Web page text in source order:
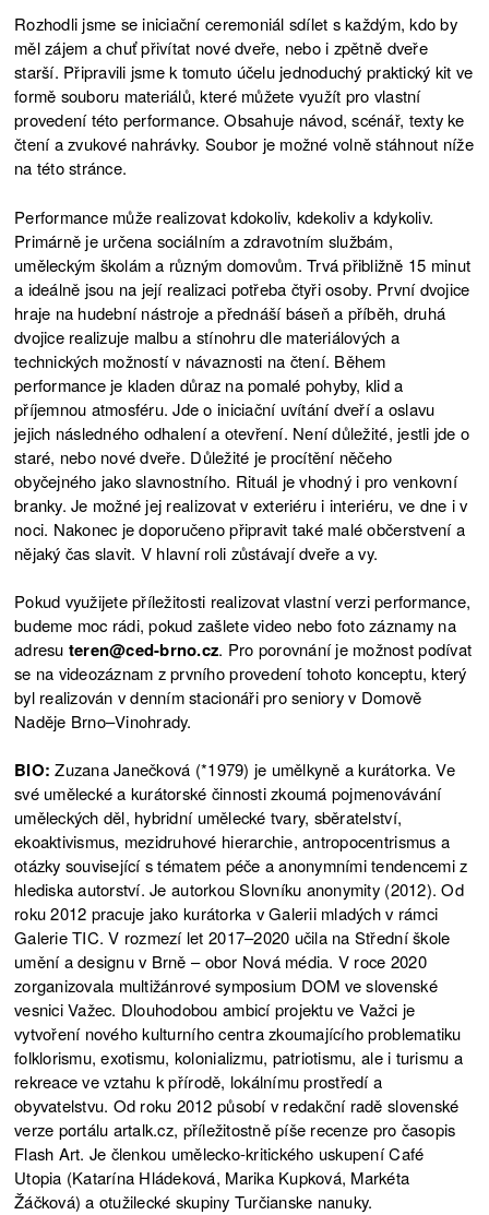
Rozhodli jsme se iniciační ceremoniál sdílet s každým, kdo by
měl zájem a chuť přivítat nové dveře, nebo i zpětně dveře
starší. Připravili jsme k tomuto účelu jednoduchý praktický kit ve
formě souboru materiálů, které můžete využít pro vlastní
provedení této performance. Obsahuje návod, scénář, texty ke
čtení a zvukové nahrávky. Soubor je možné volně stáhnout níže
na této stránce.
Performance může realizovat kdokoliv, kdekoliv a kdykoliv.
Primárně je určena sociálním a zdravotním službám,
uměleckým školám a různým domovům. Trvá přibližně 15 minut
a ideálně jsou na její realizaci potřeba čtyři osoby. První dvojice
hraje na hudební nástroje a přednáší báseň a příběh, druhá
dvojice realizuje malbu a stínohru dle materiálových a
technických možností v návaznosti na čtení. Během
performance je kladen důraz na pomalé pohyby, klid a
příjemnou atmosféru. Jde o iniciační uvítání dveří a oslavu
jejich následného odhalení a otevření. Není důležité, jestli jde o
staré, nebo nové dveře. Důležité je procítění něčeho
obyčejného jako slavnostního. Rituál je vhodný i pro venkovní
branky. Je možné jej realizovat v exteriéru i interiéru, ve dne i v
noci. Nakonec je doporučeno připravit také malé občerstvení a
nějaký čas slavit. V hlavní roli zůstávají dveře a vy.
Pokud využijete příležitosti realizovat vlastní verzi performance,
budeme moc rádi, pokud zašlete video nebo foto záznamy na
adresu teren@ced-brno.cz. Pro porovnání je možnost podívat
se na videozáznam z prvního provedení tohoto konceptu, který
byl realizován v denním stacionáři pro seniory v Domově
Naděje Brno–Vinohrady.
BIO: Zuzana Janečková (*1979) je umělkyně a kurátorka. Ve
své umělecké a kurátorské činnosti zkoumá pojmenovávání
uměleckých děl, hybridní umělecké tvary, sběratelství,
ekoaktivismus, mezidruhové hierarchie, antropocentrismus a
otázky související s tématem péče a anonymními tendencemi z
hlediska autorství. Je autorkou Slovníku anonymity (2012). Od
roku 2012 pracuje jako kurátorka v Galerii mladých v rámci
Galerie TIC. V rozmezí let 2017–2020 učila na Střední škole
umění a designu v Brně – obor Nová média. V roce 2020
zorganizovala multižánrové symposium DOM ve slovenské
vesnici Važec. Dlouhodobou ambicí projektu ve Važci je
vytvoření nového kulturního centra zkoumajícího problematiku
folklorismu, exotismu, kolonializmu, patriotismu, ale i turismu a
rekreace ve vztahu k přírodě, lokálnímu prostředí a
obyvatelstvu. Od roku 2012 působí v redakční radě slovenské
verze portálu artalk.cz, příležitostně píše recenze pro časopis
Flash Art. Je členkou umělecko-kritického uskupení Café
Utopia (Katarína Hládeková, Marika Kupková, Markéta
Žáčková) a otužilecké skupiny Turčianske nanuky.